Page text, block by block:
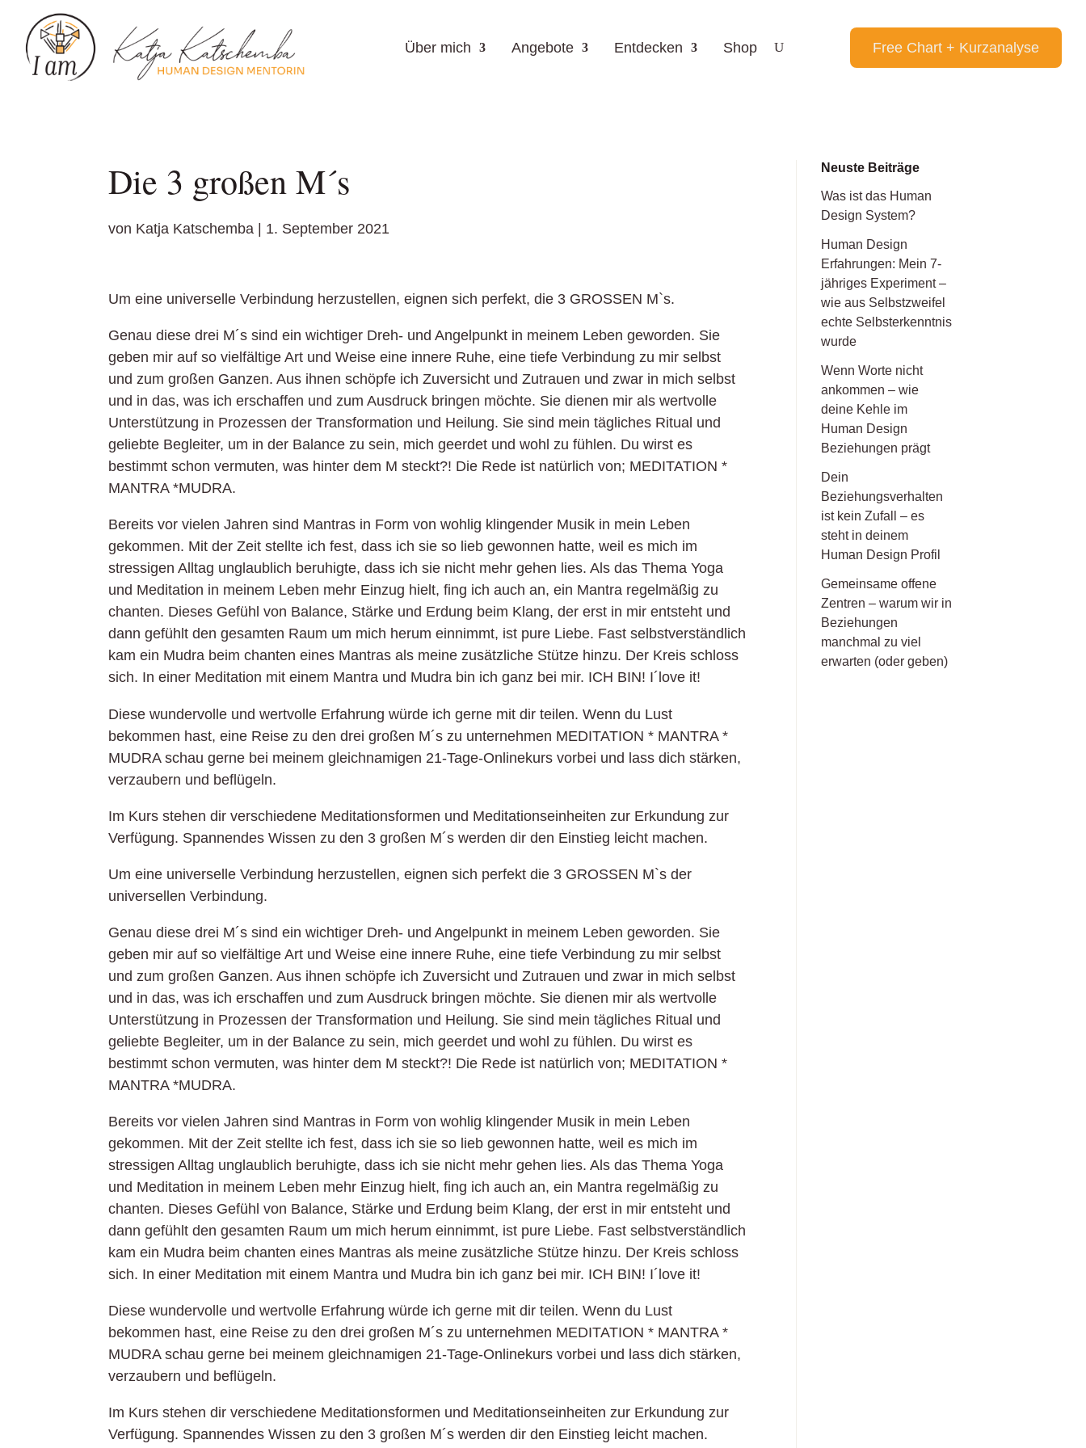
Über mich Angebote Entdecken Shop Free Chart + Kurzanalyse
Die 3 großen M´s
von Katja Katschemba | 1. September 2021
Um eine universelle Verbindung herzustellen, eignen sich perfekt, die 3 GROSSEN M`s.
Genau diese drei M´s sind ein wichtiger Dreh- und Angelpunkt in meinem Leben geworden. Sie
geben mir auf so vielfältige Art und Weise eine innere Ruhe, eine tiefe Verbindung zu mir selbst
und zum großen Ganzen. Aus ihnen schöpfe ich Zuversicht und Zutrauen und zwar in mich selbst
und in das, was ich erschaffen und zum Ausdruck bringen möchte. Sie dienen mir als wertvolle
Unterstützung in Prozessen der Transformation und Heilung. Sie sind mein tägliches Ritual und
geliebte Begleiter, um in der Balance zu sein, mich geerdet und wohl zu fühlen. Du wirst es
bestimmt schon vermuten, was hinter dem M steckt?! Die Rede ist natürlich von; MEDITATION *
MANTRA *MUDRA.
Bereits vor vielen Jahren sind Mantras in Form von wohlig klingender Musik in mein Leben
gekommen. Mit der Zeit stellte ich fest, dass ich sie so lieb gewonnen hatte, weil es mich im
stressigen Alltag unglaublich beruhigte, dass ich sie nicht mehr gehen lies. Als das Thema Yoga
und Meditation in meinem Leben mehr Einzug hielt, fing ich auch an, ein Mantra regelmäßig zu
chanten. Dieses Gefühl von Balance, Stärke und Erdung beim Klang, der erst in mir entsteht und
dann gefühlt den gesamten Raum um mich herum einnimmt, ist pure Liebe. Fast selbstverständlich
kam ein Mudra beim chanten eines Mantras als meine zusätzliche Stütze hinzu. Der Kreis schloss
sich. In einer Meditation mit einem Mantra und Mudra bin ich ganz bei mir. ICH BIN! I´love it!
Diese wundervolle und wertvolle Erfahrung würde ich gerne mit dir teilen. Wenn du Lust
bekommen hast, eine Reise zu den drei großen M´s zu unternehmen MEDITATION * MANTRA *
MUDRA schau gerne bei meinem gleichnamigen 21-Tage-Onlinekurs vorbei und lass dich stärken,
verzaubern und beflügeln.
Im Kurs stehen dir verschiedene Meditationsformen und Meditationseinheiten zur Erkundung zur
Verfügung. Spannendes Wissen zu den 3 großen M´s werden dir den Einstieg leicht machen.
Um eine universelle Verbindung herzustellen, eignen sich perfekt die 3 GROSSEN M`s der
universellen Verbindung.
Genau diese drei M´s sind ein wichtiger Dreh- und Angelpunkt in meinem Leben geworden. Sie
geben mir auf so vielfältige Art und Weise eine innere Ruhe, eine tiefe Verbindung zu mir selbst
und zum großen Ganzen. Aus ihnen schöpfe ich Zuversicht und Zutrauen und zwar in mich selbst
und in das, was ich erschaffen und zum Ausdruck bringen möchte. Sie dienen mir als wertvolle
Unterstützung in Prozessen der Transformation und Heilung. Sie sind mein tägliches Ritual und
geliebte Begleiter, um in der Balance zu sein, mich geerdet und wohl zu fühlen. Du wirst es
bestimmt schon vermuten, was hinter dem M steckt?! Die Rede ist natürlich von; MEDITATION *
MANTRA *MUDRA.
Bereits vor vielen Jahren sind Mantras in Form von wohlig klingender Musik in mein Leben
gekommen. Mit der Zeit stellte ich fest, dass ich sie so lieb gewonnen hatte, weil es mich im
stressigen Alltag unglaublich beruhigte, dass ich sie nicht mehr gehen lies. Als das Thema Yoga
und Meditation in meinem Leben mehr Einzug hielt, fing ich auch an, ein Mantra regelmäßig zu
chanten. Dieses Gefühl von Balance, Stärke und Erdung beim Klang, der erst in mir entsteht und
dann gefühlt den gesamten Raum um mich herum einnimmt, ist pure Liebe. Fast selbstverständlich
kam ein Mudra beim chanten eines Mantras als meine zusätzliche Stütze hinzu. Der Kreis schloss
sich. In einer Meditation mit einem Mantra und Mudra bin ich ganz bei mir. ICH BIN! I´love it!
Diese wundervolle und wertvolle Erfahrung würde ich gerne mit dir teilen. Wenn du Lust
bekommen hast, eine Reise zu den drei großen M´s zu unternehmen MEDITATION * MANTRA *
MUDRA schau gerne bei meinem gleichnamigen 21-Tage-Onlinekurs vorbei und lass dich stärken,
verzaubern und beflügeln.
Im Kurs stehen dir verschiedene Meditationsformen und Meditationseinheiten zur Erkundung zur
Verfügung. Spannendes Wissen zu den 3 großen M´s werden dir den Einstieg leicht machen.
Neuste Beiträge
Was ist das Human
Design System?
Human Design
Erfahrungen: Mein 7-
jähriges Experiment –
wie aus Selbstzweifel
echte Selbsterkenntnis
wurde
Wenn Worte nicht
ankommen – wie
deine Kehle im
Human Design
Beziehungen prägt
Dein
Beziehungsverhalten
ist kein Zufall – es
steht in deinem
Human Design Profil
Gemeinsame offene
Zentren – warum wir in
Beziehungen
manchmal zu viel
erwarten (oder geben)